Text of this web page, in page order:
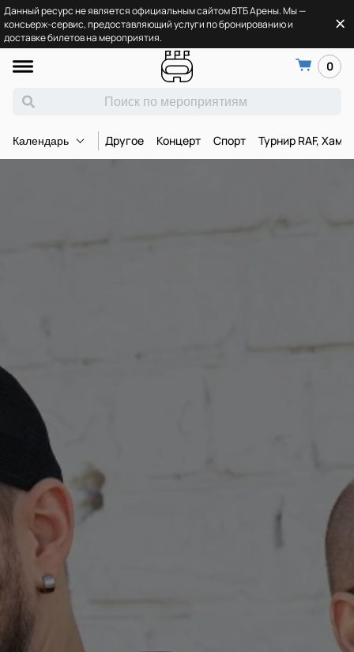
Данный ресурс не является официальным сайтом ВТБ Арены. Мы —
консьерж-сервис, предоставляющий услуги по бронированию и
доставке билетов на мероприятия.
0
Календарь Другое Концерт Спорт Турнир RAF,